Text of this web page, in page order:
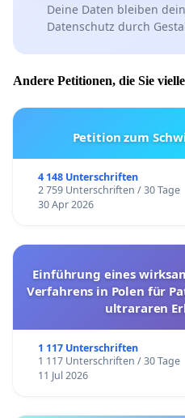
Deine Daten bleiben
Datenschutz durch
Andere Petitionen, die Sie
Petition zum
4 148 Unterschriften
2 759 Unterschriften / 30 Tage
30 Apr 2026
Einführung eines
Verfahrens in Polen für
ultrararen
1 117 Unterschriften
1 117 Unterschriften / 30 Tage
11 Jul 2026